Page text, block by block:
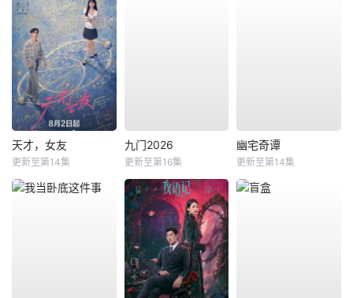
天才，女友
更新至第14集
九门2026
更新至第16集
幽宅奇谭
更新至第14集